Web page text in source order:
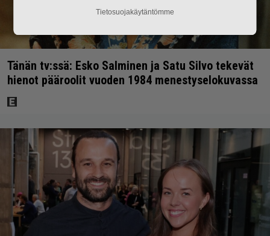
Tänän tv:ssä: Esko Salminen ja Satu Silvo tekevät
hienot pääroolit vuoden 1984 menestyselokuvassa
Tietosuojakäytäntömme